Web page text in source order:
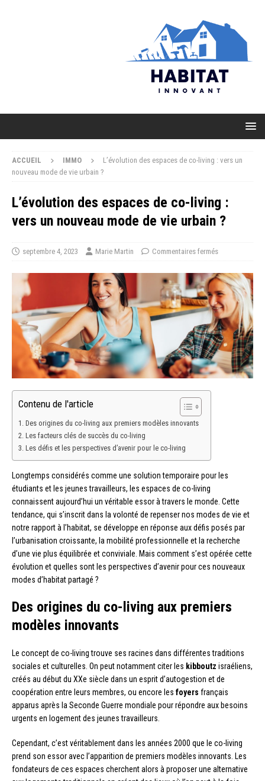
ACCUEIL IMMO
L’évolution des espaces de co-living : vers un
nouveau mode de vie urbain ?
L’évolution des espaces de co-living :
vers un nouveau mode de vie urbain ?
septembre 4, 2023 Marie Martin Commentaires fermés
Contenu de l'article
Des origines du co-living aux premiers modèles innovants
Les facteurs clés de succès du co-living
Les défis et les perspectives d’avenir pour le co-living
Longtemps considérés comme une solution temporaire pour les
étudiants et les jeunes travailleurs, les espaces de co-living
connaissent aujourd’hui un véritable essor à travers le monde. Cette
tendance, qui s’inscrit dans la volonté de repenser nos modes de vie et
notre rapport à l’habitat, se développe en réponse aux défis posés par
l’urbanisation croissante, la mobilité professionnelle et la recherche
d’une vie plus équilibrée et conviviale. Mais comment s’est opérée cette
évolution et quelles sont les perspectives d’avenir pour ces nouveaux
modes d’habitat partagé ?
Des origines du co-living aux premiers
modèles innovants
Le concept de co-living trouve ses racines dans différentes traditions
sociales et culturelles. On peut notamment citer les kibboutz israéliens,
créés au début du XXe siècle dans un esprit d’autogestion et de
coopération entre leurs membres, ou encore les foyers français
apparus après la Seconde Guerre mondiale pour répondre aux besoins
urgents en logement des jeunes travailleurs.
Cependant, c’est véritablement dans les années 2000 que le co-living
prend son essor avec l’apparition de premiers modèles innovants. Les
fondateurs de ces espaces cherchent alors à proposer une alternative